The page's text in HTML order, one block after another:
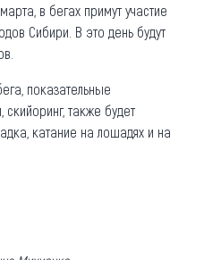
марта, в бегах примут участие
Сибири. В это день будут
показательные
скийоринг, также будет
катание на лошадях и на